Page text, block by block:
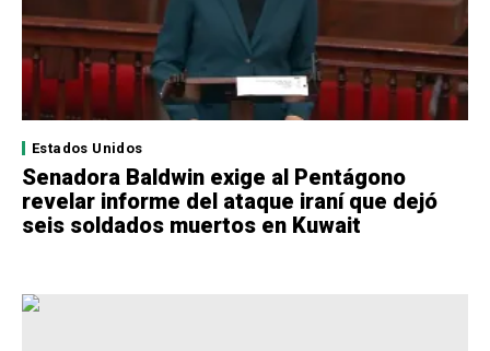
Estados Unidos
Senadora Baldwin exige al Pentágono
revelar informe del ataque iraní que dejó
seis soldados muertos en Kuwait